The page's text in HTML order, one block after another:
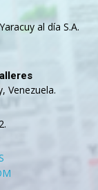
al día S.A.
Venezuela.